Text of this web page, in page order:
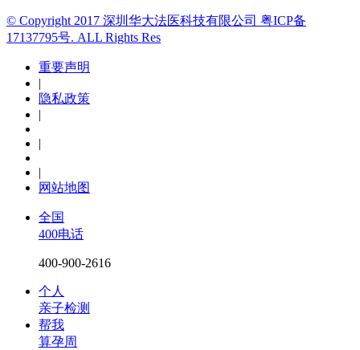
© Copyright 2017 深圳华大法医科技有限公司 粤ICP备
17137795号. ALL Rights Res
重要声明
|
隐私政策
|
|
|
网站地图
全国
400电话
400-900-2616
个人
亲子检测
帮我
算孕周